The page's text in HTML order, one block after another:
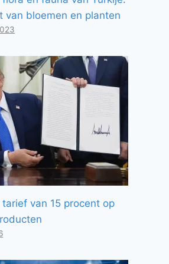
van bloemen en planten
van 15 procent op